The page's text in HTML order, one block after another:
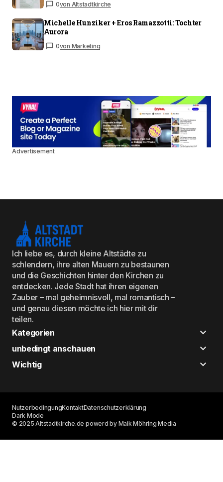
0von Altstadtkirche
Michelle Hunziker + Eros Ramazzotti: Tochter
Aurora
0von Marketing
Advertisement
Ich liebe es, durch kleine Altstädte zu
schlendern, ihre alten Mauern zu bestaunen
und die Geschichten hinter den Kirchen zu
entdecken. Jede Stadt hat ihren eigenen
Zauber – mal geheimnisvoll, mal romantisch –
und genau diesen möchte ich hier mit dir
teilen.
Kategorien
unbedingt anschauen
Wichtig
© 2025 Altstadtkirche.de powerd by Maik Möhring Media
NutzerbedingungKontaktDatenschutzerklärung
Dark Mode